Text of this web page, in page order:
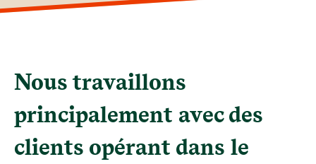
Nous travaillons
principalement avec des
clients opérant dans le